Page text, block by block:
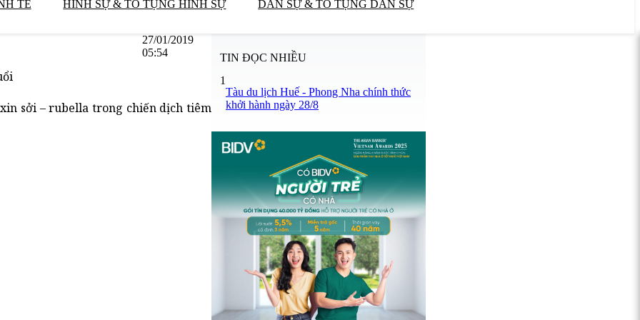
TẾ HÌNH SỰ & TỐ TỤNG HÌNH SỰ DÂN SỰ & TỐ TỤNG DÂN SỰ
27/01/2019
05:54
sởi – rubella trong chiến dịch tiêm
TIN ĐỌC NHIỀU
1
Tàu du lịch Huế - Phong Nha chính thức
khởi hành ngày 28/8